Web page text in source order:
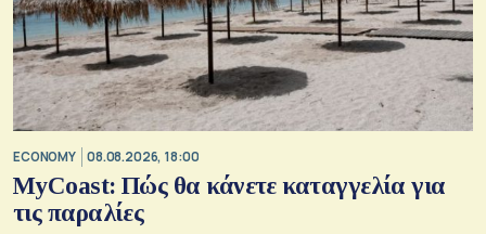
ECONOMY 08.08.2026, 18:00
MyCoast: Πώς θα κάνετε καταγγελία για
τις παραλίες